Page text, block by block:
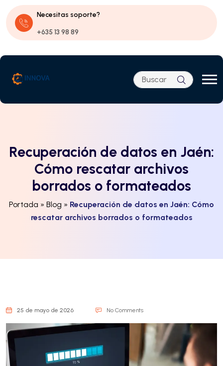
Necesitas soporte?
+635 13 98 89
Buscar
Recuperación de datos en Jaén:
Cómo rescatar archivos
borrados o formateados
Portada » Blog » Recuperación de datos en Jaén: Cómo
rescatar archivos borrados o formateados
25 de mayo de 2026 No Comments